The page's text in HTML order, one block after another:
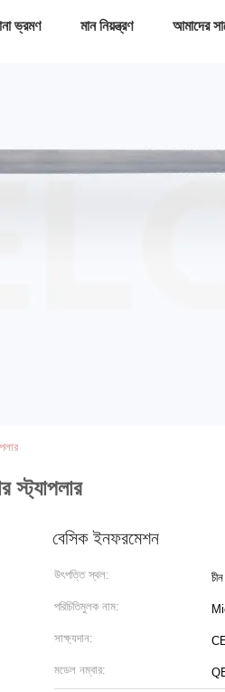
ভ্রমণ মান নিয়ন্ত্রণ আমাদের
স্ট্যাপলার
বেসিক ইনফরমেশন
উৎপত্তি স্থল: চীন
পরিচিতিমুলক নাম:
সাক্ষ্যদান:
মডেল নম্বার: